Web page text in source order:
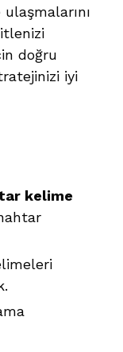
doğru
iyi
kelime